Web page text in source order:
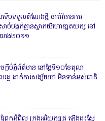
បទទួលតំណែងថ្មី ចាត់វិធានការ
ច់បង្កក់គ្មានស្លាកយីហោខា្នតយក្ស នៅ
ហេង២០១១
បំភ្លឺព័ត៌មាន នៅថ្ងៃទី១០ខែតុលា
រដ្ឋ ដាក់ការសង្ស័យថា មិនទាន់អស់ជាតិ
ព្រែកអំពិល ក្រុងអរិយក្សត្រ ឡើងដុះស្លែ